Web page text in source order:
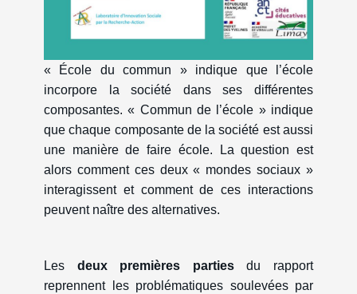
« École du commun » indique que l’école
incorpore la société dans ses différentes
composantes. « Commun de l’école » indique
que chaque composante de la société est aussi
une manière de faire école. La question est
alors comment ces deux « mondes sociaux »
interagissent et comment de ces interactions
peuvent naître des alternatives.
Les deux premières partiesdu rapport
reprennent les problématiques soulevées par